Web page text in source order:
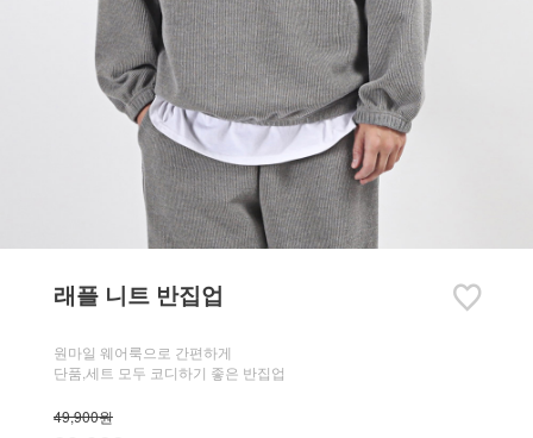
래플 니트 반집업
원마일 웨어룩으로 간편하게
단품,세트 모두 코디하기 좋은 반집업
49,900원